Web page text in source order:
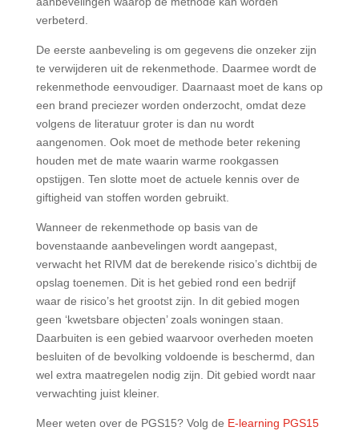
verbeterd.
De eerste aanbeveling is om gegevens die onzeker zijn
te verwijderen uit de rekenmethode. Daarmee wordt de
rekenmethode eenvoudiger. Daarnaast moet de kans op
een brand preciezer worden onderzocht, omdat deze
volgens de literatuur groter is dan nu wordt
aangenomen. Ook moet de methode beter rekening
houden met de mate waarin warme rookgassen
opstijgen. Ten slotte moet de actuele kennis over de
giftigheid van stoffen worden gebruikt.
Wanneer de rekenmethode op basis van de
bovenstaande aanbevelingen wordt aangepast,
verwacht het RIVM dat de berekende risico’s dichtbij de
opslag toenemen. Dit is het gebied rond een bedrijf
waar de risico’s het grootst zijn. In dit gebied mogen
geen ‘kwetsbare objecten’ zoals woningen staan.
Daarbuiten is een gebied waarvoor overheden moeten
besluiten of de bevolking voldoende is beschermd, dan
wel extra maatregelen nodig zijn. Dit gebied wordt naar
verwachting juist kleiner.
Meer weten over de PGS15? Volg de E-learning PGS15